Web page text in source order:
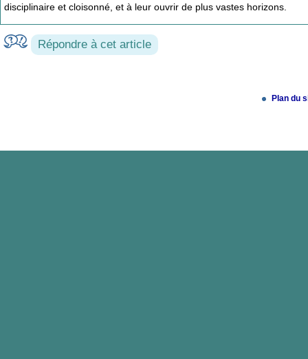
disciplinaire et cloisonné, et à leur ouvrir de plus vastes horizons.
Répondre à cet article
Plan du